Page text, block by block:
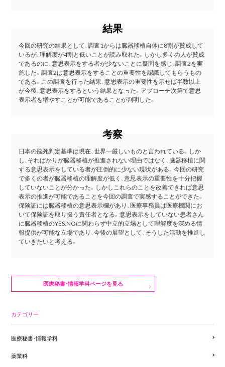
結果
今回の研究の結果として、調査1からは臓器移植自体に8割が賛成して
いるが、理解度が4割と低いことが読み取れた。しかし多くの人が賛成
であるのに、意思表示をする者が少ないことに疑問を感じ、調査2を実
施した。調査2は意思表示をすることの重要性を認識してもらうもの
である。この調査を行った結果、意思表示の重要性を示せば半数以上
が今後、意思表示をするという結果となった。アプローチ次第で意思
表示者を増やすことが可能であることが判明した。
考察
日本の脳死判定基準は現在、世界一厳しいものと言われている。しか
し、そればかりが臓器移植が推進されない理由ではなく、臓器移植に関
する意思表示をしている者が圧倒的に少ない現状がある。今回の研究
で多くの者が臓器移植の理解度が低く、意思表示の重要性を十分把握
していないことが分かった。しかしこれらのことを改善できれば意思
表示の推進が可能であることを今回の調査で実感することができた。
保険証には臓器移植の意思表示欄があり、医療事務員は医療機関にお
いて保険証を取り扱う責任者となる。意思表示をしていない患者さん
に臓器移植のYES.NOに関わらず中立的立場として理解度を深める情
報提供が可能な立場であり、今後の展望として、そうした活動を推進し
ていきたいと考える。
医療秘書・情報学科ページを見る
カテゴリー
医療秘書・情報学科
薬業科